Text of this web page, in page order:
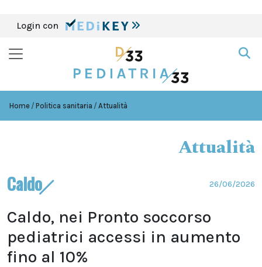
Login con
Home Politica sanitaria Attualità
Attualità
Caldo 26/06/2026
Caldo, nei Pronto soccorso
pediatrici accessi in aumento
fino al 10%